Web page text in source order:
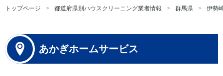
トップページ 都道府県別ハウスクリーニング業者情報 群馬県 伊勢
あかぎホームサービス